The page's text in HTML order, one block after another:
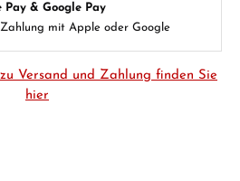
Pay & Google Pay
Zahlung mit Apple oder Google
Versand und Zahlung finden Sie
hier